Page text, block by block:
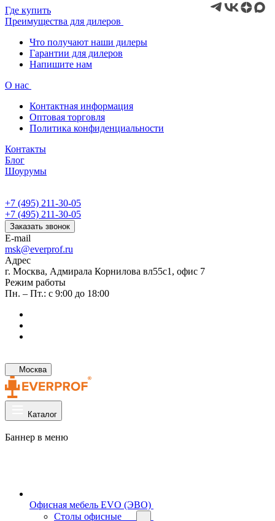
Где купить
Преимущества для дилеров
Что получают наши дилеры
Гарантии для дилеров
Напишите нам
О нас
Контактная информация
Оптовая торговля
Политика конфиденциальности
Контакты
Блог
Шоурумы
+7 (495) 211-30-05
+7 (495) 211-30-05
Заказать звонок
E-mail
msk@everprof.ru
Адрес
г. Москва, Адмирала Корнилова вл55с1, офис 7
Режим работы
Пн. – Пт.: с 9:00 до 18:00
Москва
Каталог
Баннер в меню
Офисная мебель EVO (ЭВО)
Cтолы офисные